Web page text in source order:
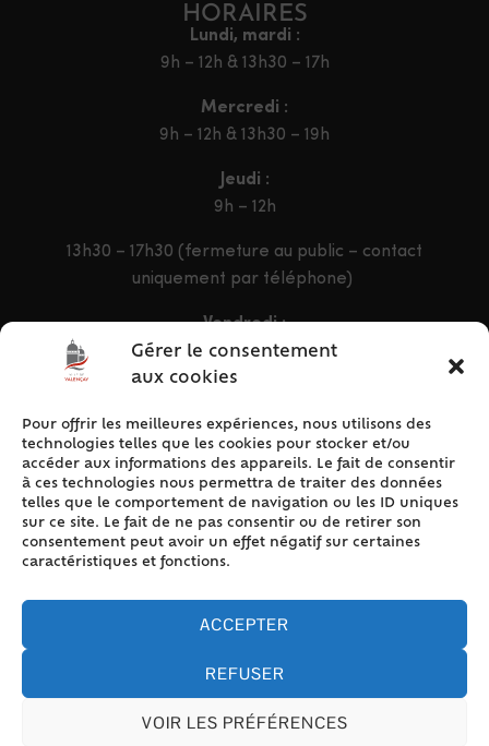
Gérer le consentement
aux cookies
Pour offrir les meilleures expériences, nous utilisons des
technologies telles que les cookies pour stocker et/ou
accéder aux informations des appareils. Le fait de consentir
à ces technologies nous permettra de traiter des données
telles que le comportement de navigation ou les ID uniques
sur ce site. Le fait de ne pas consentir ou de retirer son
consentement peut avoir un effet négatif sur certaines
caractéristiques et fonctions.
ACCEPTER
REFUSER
VOIR LES PRÉFÉRENCES
HORAIRES
Lundi, mardi :
9h – 12h & 13h30 – 17h
Mercredi :
9h – 12h & 13h30 – 19h
Jeudi :
9h – 12h
13h30 – 17h30 (fermeture au public – contact
uniquement par téléphone)
Vendredi :
9h – 12h & 13h30 – 16h30
ACCÈS RAPIDE
Accueil
Contact
Plan du site
Mentions légales
Politique de cookies (UE)